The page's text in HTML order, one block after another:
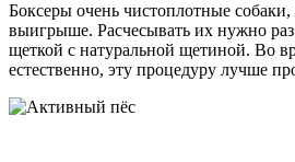
Боксеры очень чистоплотные собаки,
выигрыше. Расчесывать их нужно
щеткой с натуральной щетиной. Во
естественно, эту процедуру лучше